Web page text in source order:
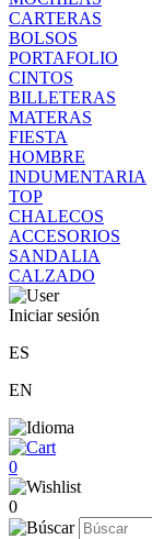
CARTERAS
BOLSOS
PORTAFOLIO
CINTOS
BILLETERAS
MATERAS
FIESTA
HOMBRE
INDUMENTARIA
TOP
CHALECOS
ACCESORIOS
SANDALIA
CALZADO
Iniciar sesión
ES
EN
0
0